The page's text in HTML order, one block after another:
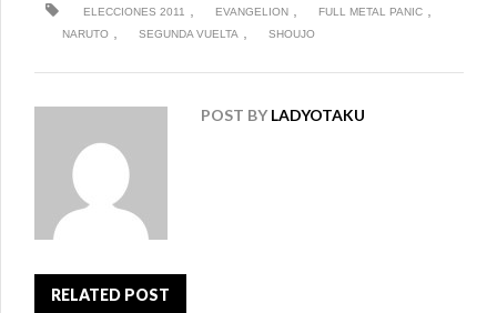
ELECCIONES 2011 , EVANGELION , FULL METAL PANIC ,
NARUTO , SEGUNDA VUELTA , SHOUJO
POST BY LADYOTAKU
RELATED POST